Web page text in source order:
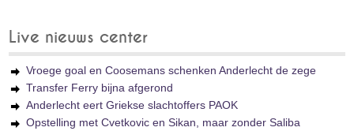
Live nieuws center
Vroege goal en Coosemans schenken Anderlecht de zege
Transfer Ferry bijna afgerond
Anderlecht eert Griekse slachtoffers PAOK
Opstelling met Cvetkovic en Sikan, maar zonder Saliba